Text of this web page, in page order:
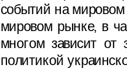
событий на мировом
мировом рынке, в
многом зависит от
политикой